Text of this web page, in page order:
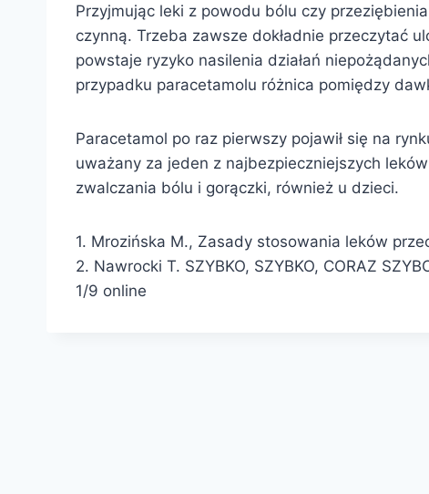
Przyjmując leki z powodu bólu czy
czynną. Trzeba zawsze dokładnie przeczytać
powstaje ryzyko nasilenia działań
przypadku paracetamolu różnica pomiędzy
Paracetamol po raz pierwszy pojawił się na
uważany za jeden z najbezpieczniejszych
zwalczania bólu i gorączki, również u dzieci.
1. Mrozińska M., Zasady stosowania leków
2. Nawrocki T. SZYBKO, SZYBKO, CORAZ
1/9 online